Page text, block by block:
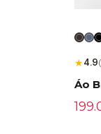
★4.9
Áo
Giá